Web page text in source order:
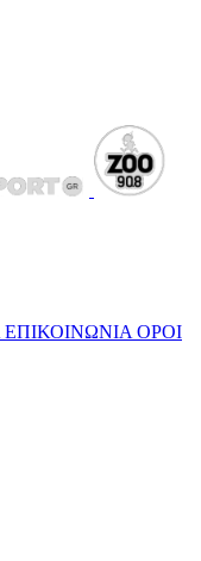
ΕΠΙΚΟΙΝΩΝΙΑ ΟΡΟΙ